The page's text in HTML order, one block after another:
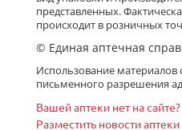
представленных.
происходит в розничных
© Единая аптечная
Использование материалов
письменного разрешения
Вашей аптеки нет на сайте?
Разместить новости аптеки